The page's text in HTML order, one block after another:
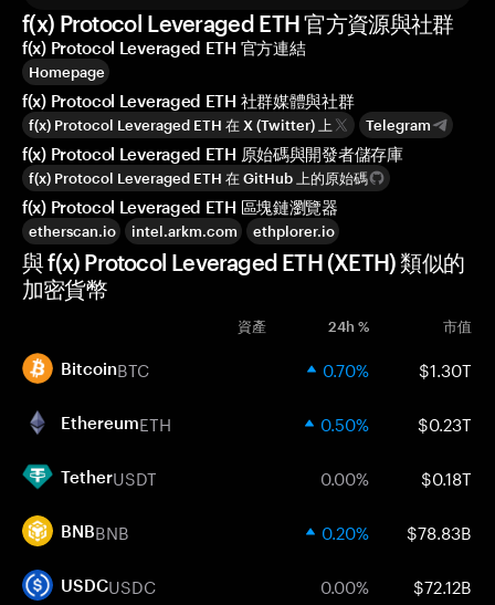
f(x) Protocol Leveraged ETH 官方資源與社群
f(x) Protocol Leveraged ETH 官方連結
Homepage
f(x) Protocol Leveraged ETH 社群媒體與社群
f(x) Protocol Leveraged ETH 在 X (Twitter) 上 Telegram
f(x) Protocol Leveraged ETH 原始碼與開發者儲存庫
f(x) Protocol Leveraged ETH 在 GitHub 上的原始碼
f(x) Protocol Leveraged ETH 區塊鏈瀏覽器
etherscan.io intel.arkm.com ethplorer.io
與 f(x) Protocol Leveraged ETH (XETH) 類似的
加密貨幣
資產 24h % 市值
BitcoinBTC 0.70% $1.30T
EthereumETH 0.50% $0.23T
TetherUSDT 0.00% $0.18T
BNBBNB 0.20% $78.83B
USDCUSDC 0.00% $72.12B